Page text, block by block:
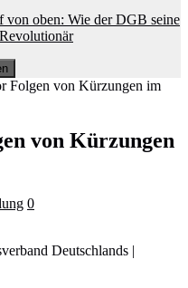
von oben: Wie der DGB seine
Folgen von Kürzungen im
von Kürzungen
0
Deutschlands |